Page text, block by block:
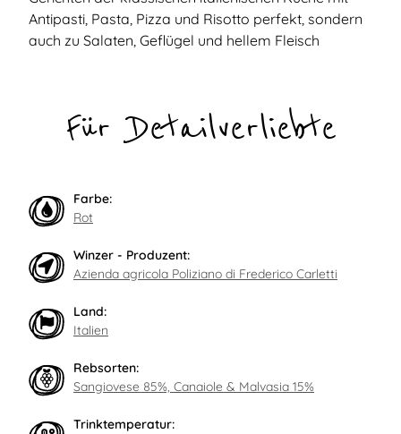
Antipasti, Pasta, Pizza und Risotto perfekt, sondern
auch zu Salaten, Geflügel und hellem Fleisch
Für Detailverliebte
Farbe:
Rot
Winzer - Produzent:
Azienda agricola Poliziano di Frederico Carletti
Land:
Italien
Rebsorten:
Sangiovese 85%, Canaiole & Malvasia 15%
Trinktemperatur: